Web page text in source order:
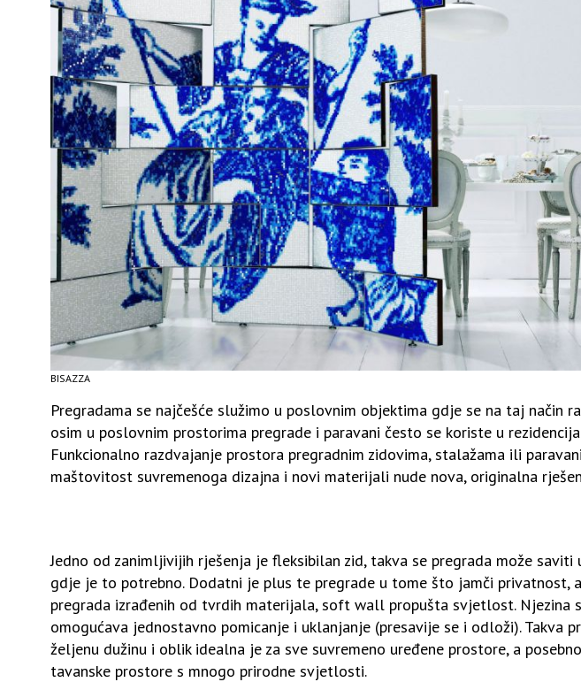
BISAZZA
Pregradama se najčešće služimo u poslovnim objektima gdje se na taj način
osim u poslovnim prostorima pregrade i paravani često se koriste u
Funkcionalno razdvajanje prostora pregradnim zidovima, stalažama ili
maštovitost suvremenoga dizajna i novi materijali nude nova, originalna
Jedno od zanimljivijih rješenja je fleksibilan zid, takva se pregrada može
gdje je to potrebno. Dodatni je plus te pregrade u tome što jamči privatnost,
pregrada izrađenih od tvrdih materijala, soft wall propušta svjetlost. Njezina
omogućava jednostavno pomicanje i uklanjanje (presavije se i odloži). Takva
željenu dužinu i oblik idealna je za sve suvremeno uređene prostore, a
tavanske prostore s mnogo prirodne svjetlosti.